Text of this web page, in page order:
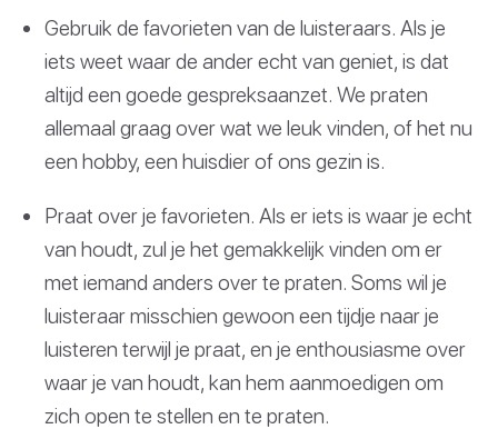
Gebruik de favorieten van de luisteraars. Als je
iets weet waar de ander echt van geniet, is dat
altijd een goede gespreksaanzet. We praten
allemaal graag over wat we leuk vinden, of het nu
een hobby, een huisdier of ons gezin is.
Praat over je favorieten. Als er iets is waar je echt
van houdt, zul je het gemakkelijk vinden om er
met iemand anders over te praten. Soms wil je
luisteraar misschien gewoon een tijdje naar je
luisteren terwijl je praat, en je enthousiasme over
waar je van houdt, kan hem aanmoedigen om
zich open te stellen en te praten.